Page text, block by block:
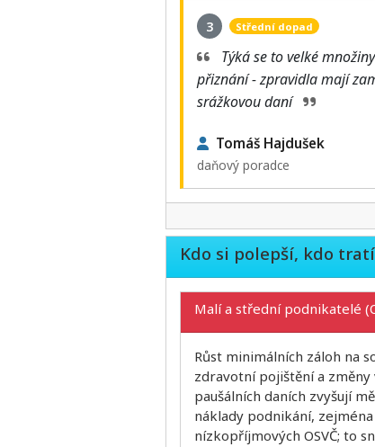
3 Střední dopad
Týká se to velké
přiznání - zpravidla mají
srážkovou daní
Tomáš Hajdušek
daňový poradce
Kdo si polepší, kdo
Malí a střední podnikatelé
Růst minimálních záloh na
zdravotní pojištění a změny
paušálních daních zvyšují
náklady podnikání, zejména
nízkopříjmových OSVČ; to